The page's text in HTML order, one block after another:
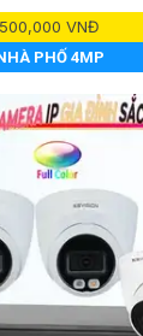
VNĐ
PHỐ 4MP